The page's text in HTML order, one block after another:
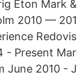
Eton Mark
2010 —
- Present
June 2010 -